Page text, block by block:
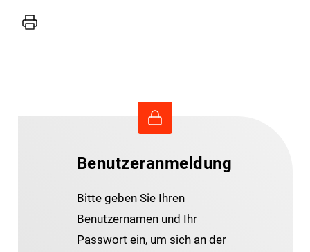
Drucker
Benutzeranmeldung
Bitte geben Sie Ihren
Benutzernamen und Ihr
Passwort ein, um sich an der